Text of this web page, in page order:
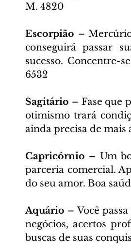
M. 4820
Escorpião –
conseguirá passar
sucesso. Concentre-
6532
Sagitário – Fase que
otimismo trará
ainda precisa de mais
Capricórnio – Um
parceria comercial.
do seu amor. Boa
Aquário – Você
negócios, acertos
buscas de suas